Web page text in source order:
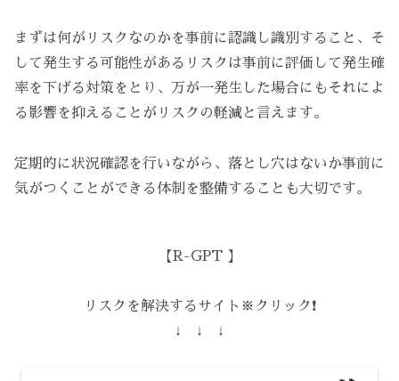
まずは何がリスクなのかを事前に認識し識別すること、そ
して発生する可能性があるリスクは事前に評価して発生確
率を下げる対策をとり、万が一発生した場合にもそれによ
る影響を抑えることがリスクの軽減と言えます。
定期的に状況確認を行いながら、落とし穴はないか事前に
気がつくことができる体制を整備することも大切です。
【R-GPT 】
リスクを解決するサイト※クリック❗️
↓ ↓ ↓